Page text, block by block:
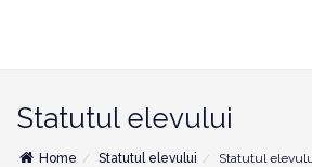
Statutul elevului
Home Statutul elevului Statutul